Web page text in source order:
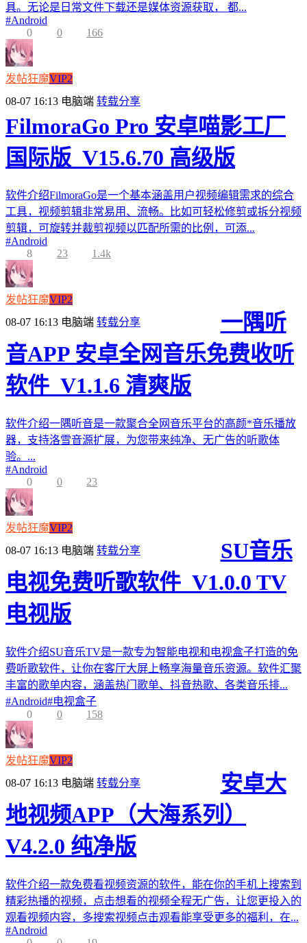
具。无论是日常文件下载还是媒体资源获取， 都...
#Android
0
0 166
发帖狂魔VIP2
08-07 16:13 电脑端 转载分享
FilmoraGo Pro 安卓喵影工厂
国际版_V15.6.70 高级版
软件介绍FilmoraGo是一个基本涵盖用户视频编辑需求的综合
工具，视频剪辑非常易用、流畅。比如可轻松修剪或拆分视频
剪辑，可旋转并裁剪视频以匹配所需的比例，可添...
#Android
8
23 1.4k
发帖狂魔VIP2
08-07 16:13 电脑端 转载分享
一隅听
音APP 安卓全网音乐免费收听
软件_V1.1.6 清爽版
软件介绍一隅听音是一款聚合全网音乐平台的高颜*音乐播放
器，支持洛雪音源扩展，为您带来纯净、无广告的听歌体
验。...
#Android
0
0 23
发帖狂魔VIP2
08-07 16:13 电脑端 转载分享
SU音乐
电视免费听歌软件_V1.0.0 TV
电视版
软件介绍SU音乐TV是一款专为智能电视和电视盒子打造的免
费听歌软件，让你在客厅大屏上畅享海量音乐资源。软件汇聚
丰富的歌单内容，涵盖热门歌单、抖音热歌、各类音乐排...
#Android#电视盒子
0
0 158
发帖狂魔VIP2
08-07 16:13 电脑端 转载分享
安卓大
地视频APP（大海系列）
V4.2.0 纯净版
软件介绍一款免费看视频资源的软件，能在你的手机上搜索到
精彩热播的视频，点击想看的视频全程无广告，让您更投入的
观看视频内容，多搜索视频点击观看能享受更多的福利，在...
#Android